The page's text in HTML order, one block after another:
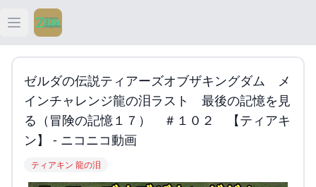
Open main menu
ティアキン
ティアキン 祠
ティアキン 武器
ゼルダの伝説ティアーズオブザキングダム メ
インチャレンジ龍の泪ラスト 最後の記憶を見
る（冒険の記憶１７） ＃１０２ 【ティアキ
ン】 - ニコニコ動画
ティアキン 龍の泪